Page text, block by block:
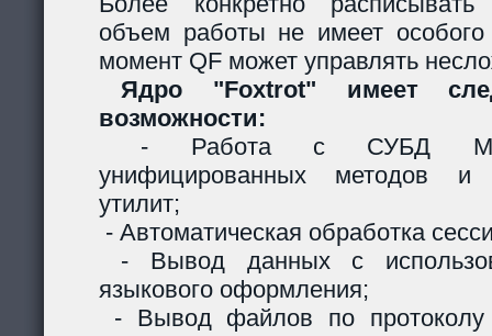
объем работы не имеет
момент QF может управлять
Ядро "Foxtrot" имеет
возможности:
- Работа с СУБД
унифицированных методов и
утилит;
- Автоматическая обработка
- Вывод данных с
языкового оформления;
- Вывод файлов по